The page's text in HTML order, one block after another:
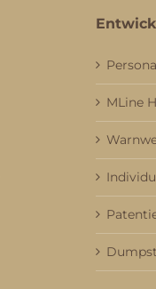
MLine